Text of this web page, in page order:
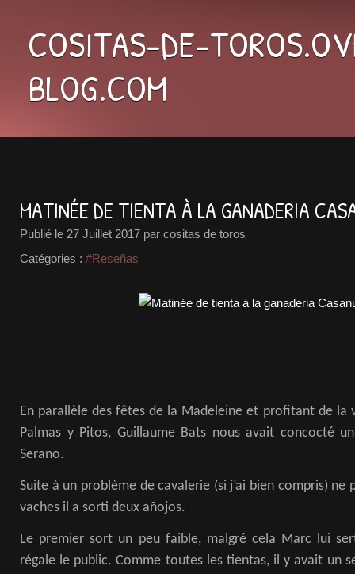
COSITAS-DE-
BLOG.COM
MATINÉE DE TIENTA À LA GANADERIA
Publié le 27 Juillet 2017 par cositas de toros
Catégories : #Reseñas
En parallèle des fêtes de la Madeleine et profitant de la
Palmas y Pitos, Guillaume Bats nous avait concocté
Serano.
Suite à un problème de cavalerie (si j’ai bien compris)
vaches il a sorti deux añojos.
Le premier sort un peu faible, malgré cela Marc lui
régale le public. Comme toutes les tientas, il y avait un